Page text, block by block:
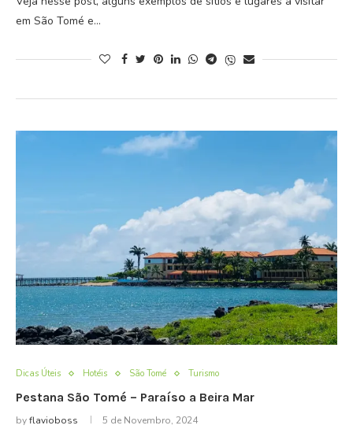
em São Tomé e…
Dicas Úteis Hotéis São Tomé Turismo
Pestana São Tomé – Paraíso a Beira Mar
byflavioboss 5 de Novembro, 2024